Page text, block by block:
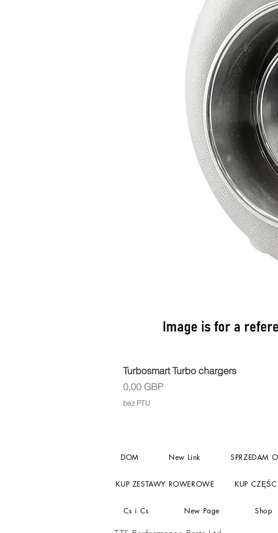
Turbosmart Turbo chargers
Cena
0,00 GBP
bez PTU
DOM New Link SPRZEDAM
KUP ZESTAWY ROWEROWE KUP
Cs i Cs New Page Shop